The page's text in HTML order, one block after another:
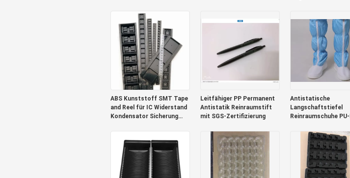
ABS Kunststoff SMT Tape
and Reel für IC Widerstand
Kondensator Sicherung
Leitfähiger PP Permanent
Antistatik Reinraumstift
mit SGS-Zertifizierung
Antistatische
Langschaftstiefel
Reinraumschuhe